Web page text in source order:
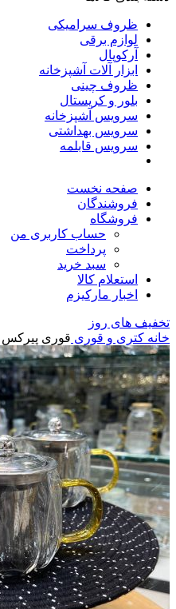
ظروف سرامیکی
لوازم برقی
آرکوپال
ابزار آلات آشپزخانه
ظروف چینی
بلور و کریستال
سرویس آشپزخانه
سرویس بهداشتی
سرویس قابلمه
صفحه نخست
فروشندگان
فروشگاه
حساب کاربری من
پرداخت
سبد خرید
استعلام کالا
اخبار مارکیزم
تخفیف های روز
خانه کتری و قوری قوری پیرکس